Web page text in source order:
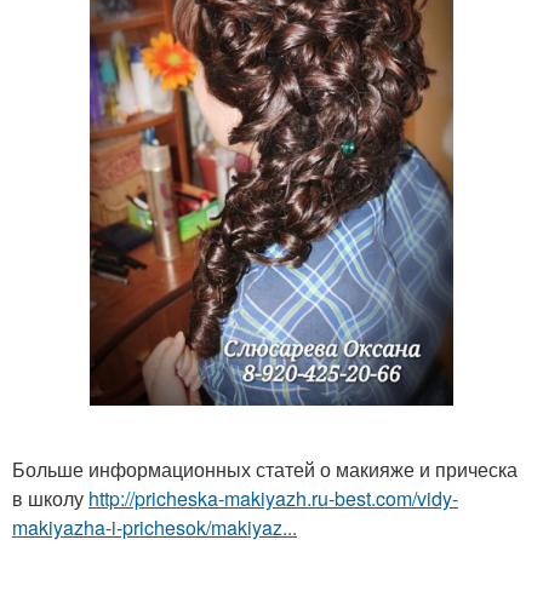
Больше информационных статей о макияже и прическа
в школу http://pricheska-makiyazh.ru-best.com/vidy-
makiyazha-i-prichesok/makiyaz...